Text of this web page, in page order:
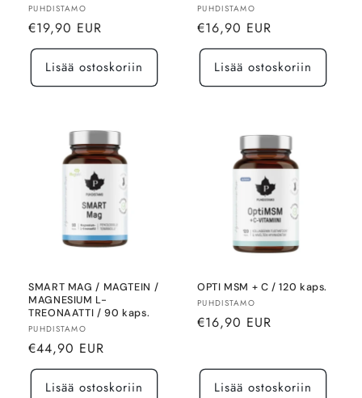
Myyjä:
PUHDISTAMO
Normaalihinta
€19,90 EUR
Lisää ostoskoriin
Myyjä:
PUHDISTAMO
Normaalihinta
€16,90 EUR
Lisää ostoskoriin
SMART MAG / MAGTEIN /
MAGNESIUM L-
TREONAATTI / 90 kaps.
Myyjä:
PUHDISTAMO
Normaalihinta
€44,90 EUR
Lisää ostoskoriin
OPTI MSM + C / 120 kaps.
Myyjä:
PUHDISTAMO
Normaalihinta
€16,90 EUR
Lisää ostoskoriin